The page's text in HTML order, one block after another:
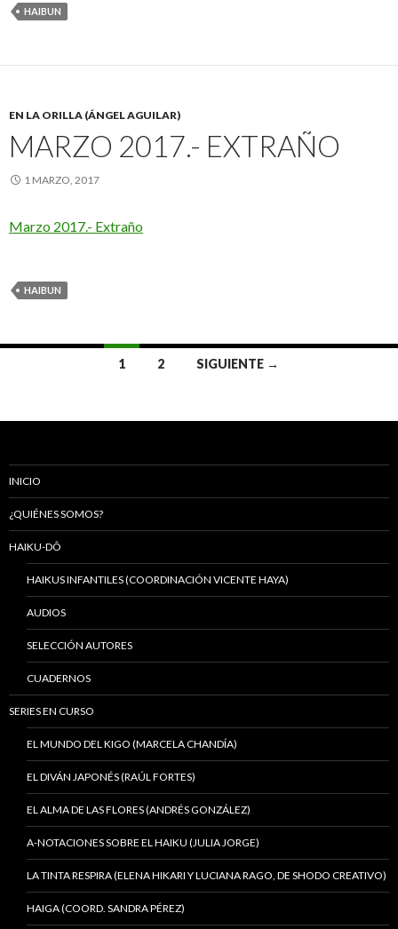
HAIBUN
EN LA ORILLA (ÁNGEL AGUILAR)
MARZO 2017.- EXTRAÑO
1 MARZO, 2017
Marzo 2017.- Extraño
HAIBUN
a
las
entradas
1 2 SIGUIENTE →
INICIO
¿QUIÉNES SOMOS?
HAIKU-DÔ
HAIKUS INFANTILES (COORDINACIÓN VICENTE HAYA)
AUDIOS
SELECCIÓN AUTORES
CUADERNOS
SERIES EN CURSO
EL MUNDO DEL KIGO (MARCELA CHANDÍA)
EL DIVÁN JAPONÉS (RAÚL FORTES)
EL ALMA DE LAS FLORES (ANDRÉS GONZÁLEZ)
A-NOTACIONES SOBRE EL HAIKU (JULIA JORGE)
LA TINTA RESPIRA (ELENA HIKARI Y LUCIANA RAGO, DE SHODO CREATIVO)
HAIGA (COORD. SANDRA PÉREZ)